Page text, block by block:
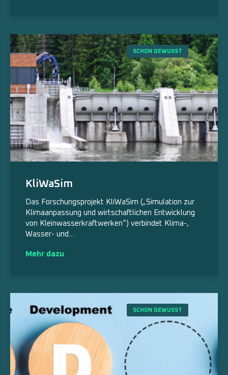
SCHON GEWUSST
KliWaSim
Das Forschungsprojekt KliWaSim („Simulation zur
Klimaanpassung und wirtschaftlichen Entwicklung
von Kleinwasserkraftwerken“) verbindet Klima-,
Wasser- und…
Mehr dazu
SCHON GEWUSST